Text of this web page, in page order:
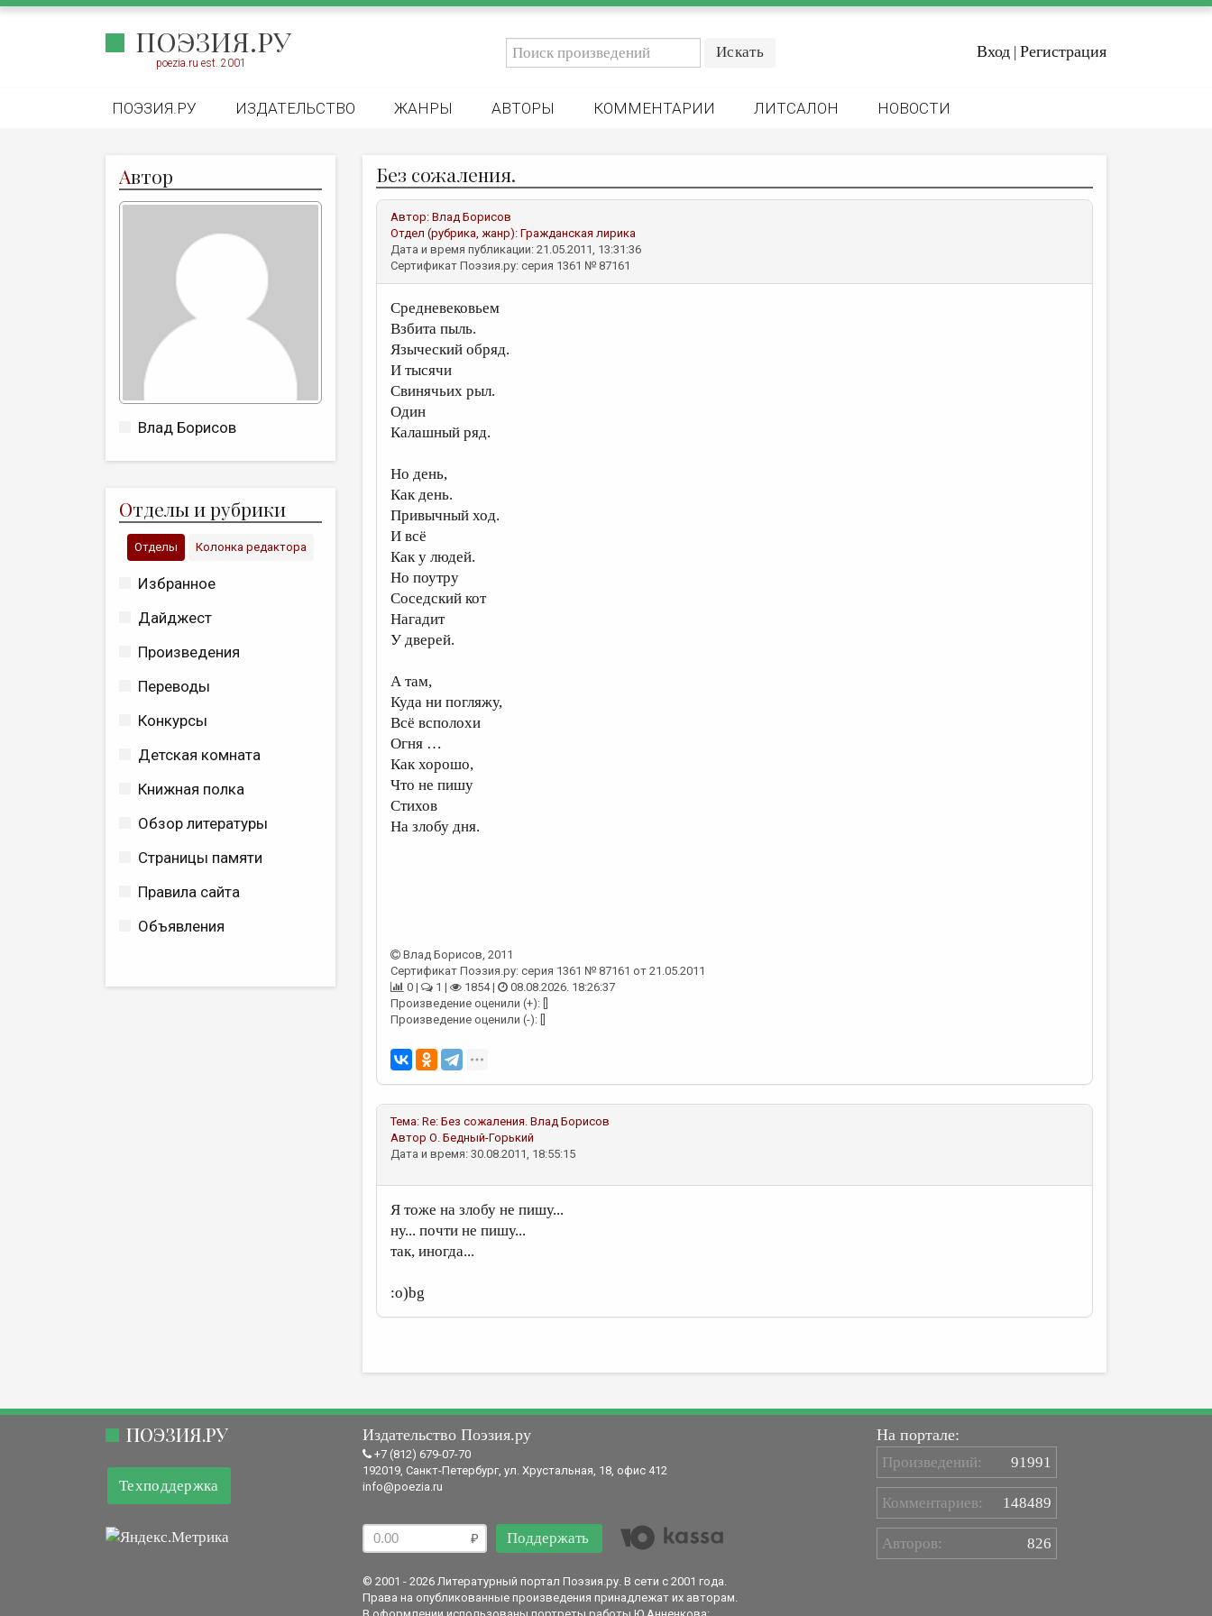
ПОЭЗИЯ.РУ
poezia.ru est. 2001
Вход | Регистрация
ПОЭЗИЯ.РУ ИЗДАТЕЛЬСТВО ЖАНРЫ АВТОРЫ КОММЕНТАРИИ ЛИТСАЛОН НОВОСТИ
Автор
Влад Борисов
Отделы и рубрики
Отделы Колонка редактора
Избранное
Дайджест
Произведения
Переводы
Конкурсы
Детская комната
Книжная полка
Обзор литературы
Страницы памяти
Правила сайта
Объявления
Без сожаления.
Автор: Влад Борисов
Отдел (рубрика, жанр): Гражданская лирика
Дата и время публикации: 21.05.2011, 13:31:36
Сертификат Поэзия.ру: серия 1361 № 87161
Средневековьем
Взбита пыль.
Языческий обряд.
И тысячи
Свинячьих рыл.
Один
Калашный ряд.
Но день,
Как день.
Привычный ход.
И всё
Как у людей.
Но поутру
Соседский кот
Нагадит
У дверей.
А там,
Куда ни погляжу,
Всё всполохи
Огня …
Как хорошо,
Что не пишу
Стихов
На злобу дня.
Влад Борисов, 2011
Сертификат Поэзия.ру: серия 1361 № 87161 от 21.05.2011
0 |
1 | 1854 |
08.08.2026. 18:26:37
Произведение оценили (+): []
Произведение оценили (-): []
Тема: Re: Без сожаления. Влад Борисов
Автор О. Бедный-Горький
Дата и время: 30.08.2011, 18:55:15
Я тоже на злобу не пишу...
ну... почти не пишу...
так, иногда...
:о)bg
ПОЭЗИЯ.РУ
Техподдержка
Издательство Поэзия.ру
+7 (812) 679-07-70
192019, Санкт-Петербург, ул. Хрустальная, 18, офис 412
info@poezia.ru
Поддержать
© 2001 - 2026 Литературный портал Поэзия.ру. В сети с 2001 года.
Права на опубликованные произведения принадлежат их авторам.
На портале:
Произведений: 91991
Комментариев: 148489
Авторов: 826